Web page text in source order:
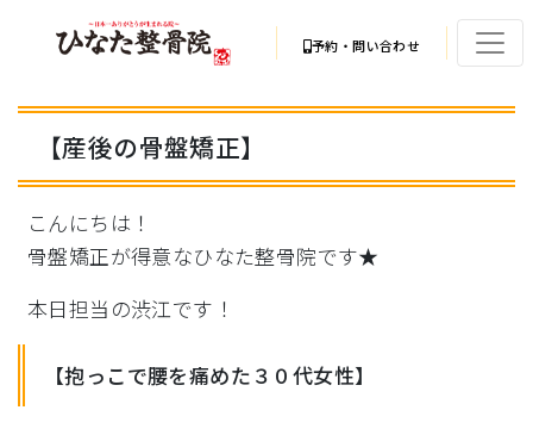
予約・問い合わせ
【産後の骨盤矯正】
こんにちは！
骨盤矯正が得意なひなた整骨院です★
本日担当の渋江です！
【抱っこで腰を痛めた３０代女性】